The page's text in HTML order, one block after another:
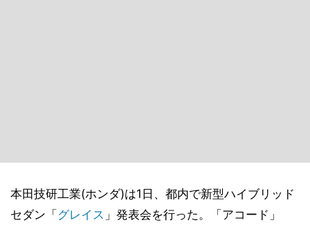
本田技研工業(ホンダ)は1日、都内で新型ハイブリッド
セダン「 グレイス 」発表会を行った。「アコード」